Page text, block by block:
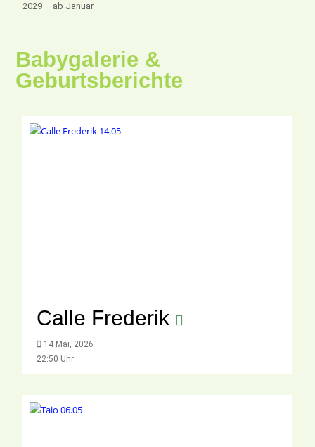
2029 – ab Januar
Babygalerie &
Geburtsberichte
Calle Frederik
14 Mai, 2026
22:50 Uhr